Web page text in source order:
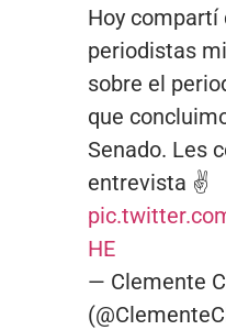
Hoy compartí
periodistas
sobre el
que
Senado. Les
entrevista ✌️
HE
— Clemente